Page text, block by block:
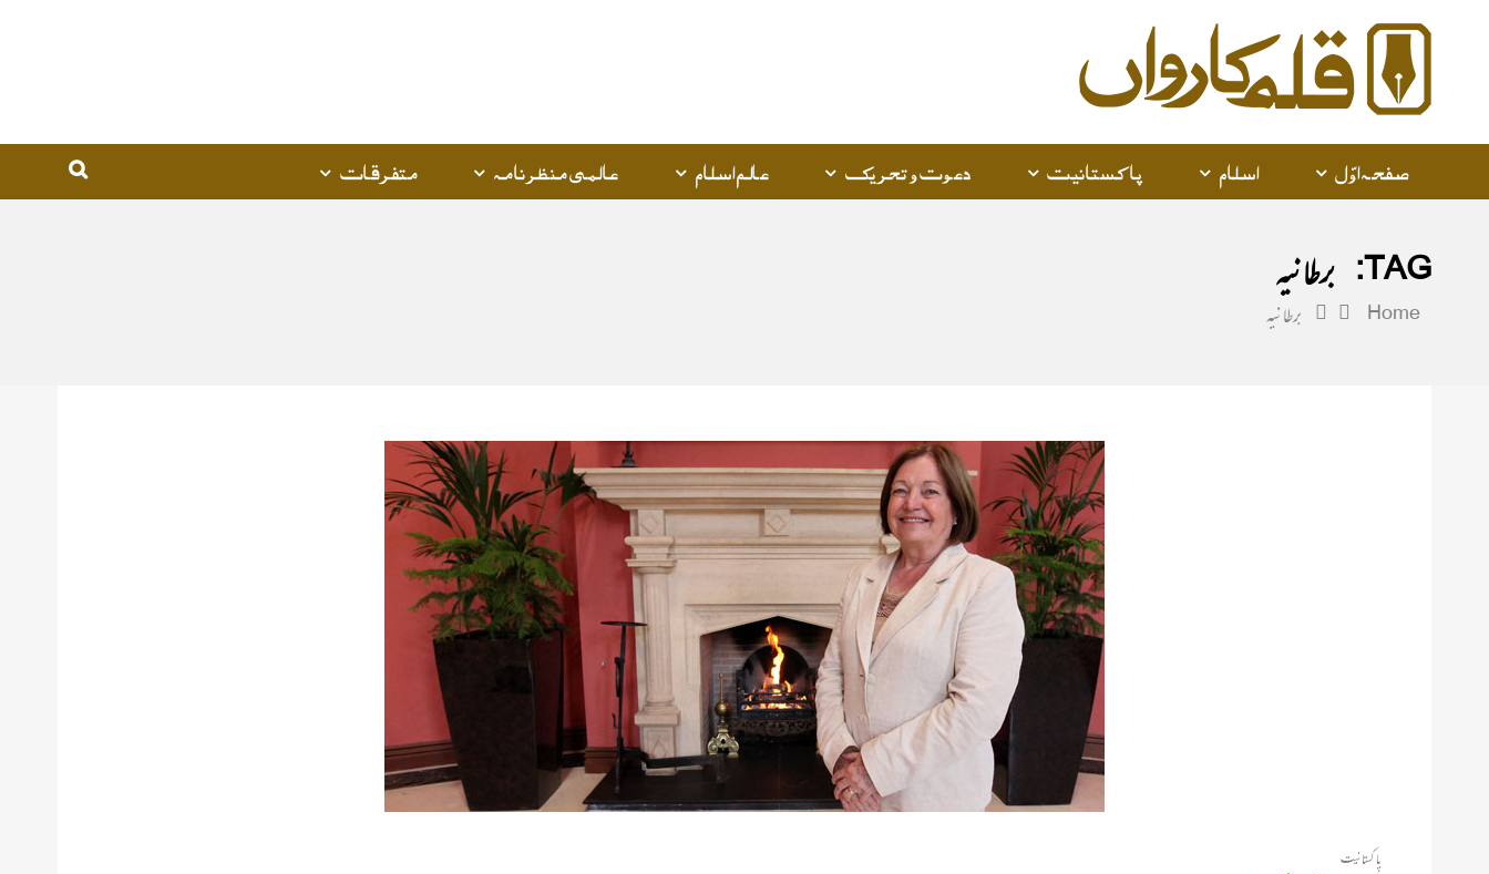
Karwan
صفحہ اوّل اسلام پاکستانیت دعوت و تحریک عالم اسلام عالمی منظرنامہ متفرقات
TAG: برطانیہ
Home برطانیہ
پاکستانیت